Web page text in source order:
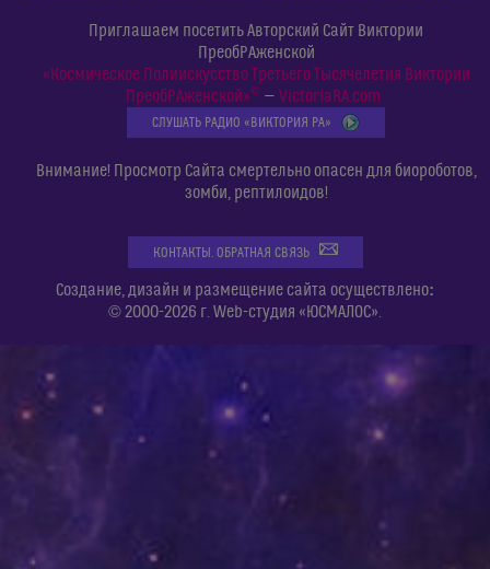
Приглашаем посетить Авторский Сайт Виктории
ПреобРАженской
«Космическое Полиискусство Третьего Тысячелетия Виктории
ПреобРАженской»©— VictoriaRA.com
СЛУШАТЬ РАДИО «ВИКТОРИЯ РА»
Внимание! Просмотр Сайта смертельно опасен для биороботов,
зомби, рептилоидов!
КОНТАКТЫ. ОБРАТНАЯ СВЯЗЬ
Создание, дизайн и размещение сайта осуществлено:
© 2000-2026 г. Web-студия «ЮСМАЛОС».